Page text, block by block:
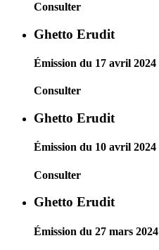
Consulter
Ghetto Erudit
Émission du 17 avril 2024
Consulter
Ghetto Erudit
Émission du 10 avril 2024
Consulter
Ghetto Erudit
Émission du 27 mars 2024